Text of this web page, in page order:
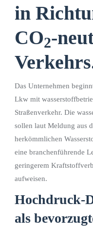
in
CO2-
Das Unternehmen
Lkw mit
Straßenverkehr. Die
sollen laut Meldung aus
herkömmlichen
eine branchenführende
geringerem
aufweisen.
Hochdruck-
als